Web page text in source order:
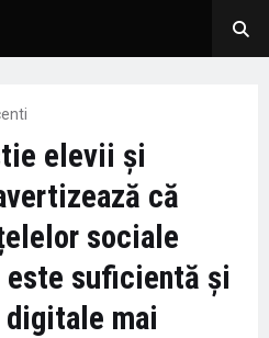
elevii și
că
sociale
este suficientă și
mai